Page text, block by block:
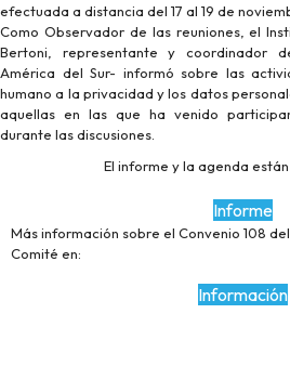
efectuada a distancia del 17 al 19 de
Como Observador de las reuniones, el
Bertoni, representante y coordinador
América del Sur- informó sobre las
humano a la privacidad y los datos
aquellas en las que ha venido
durante las discusiones.
El informe y la agenda
Informe
Más información sobre el Convenio 108
Comité en:
Información